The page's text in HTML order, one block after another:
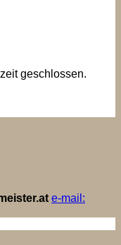
geschlossen.
e-mail: